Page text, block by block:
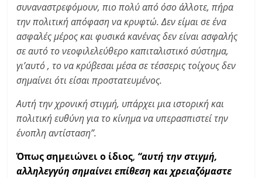
συναναστρεφόμουν, πιο πολύ από όσο άλλοτε, πήρα
την πολιτική απόφαση να κρυφτώ. Δεν είμαι σε ένα
ασφαλές μέρος και φυσικά κανένας δεν είναι ασφαλής
σε αυτό το νεοφιλελεύθερο καπιταλιστικό σύστημα,
γι’αυτό , το να κρύβεσαι μέσα σε τέσσερις τοίχους δεν
σημαίνει ότι είσαι προστατευμένος.
Αυτή την χρονική στιγμή, υπάρχει μια ιστορική και
πολιτική ευθύνη για το κίνημα να υπερασπιστεί την
ένοπλη αντίσταση”.
Όπως σημειώνει ο ίδιος, “αυτή την στιγμή,
αλληλεγγύη σημαίνει επίθεση και χρειαζόμαστε